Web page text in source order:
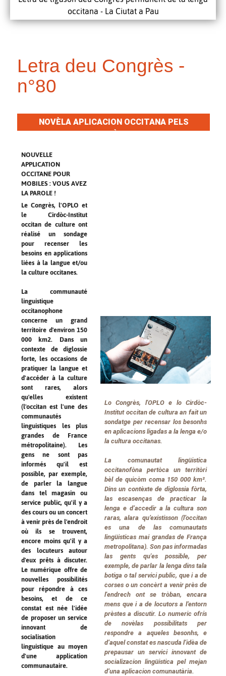
occitana - La Ciutat a Pau
Letra deu Congrès -
n°80
NOVÈLA APLICACION OCCITANA PELS
TELEFONETS : AVÈTZ LA PARAULA !
NOUVELLE
APPLICATION
OCCITANE POUR
MOBILES : VOUS AVEZ
LA PAROLE !
Le Congrès, l'OPLO et
le Cirdòc-Institut
occitan de culture ont
réalisé un sondage
pour recenser les
besoins en applications
liées à la langue et/ou
la culture occitanes.
La communauté
linguistique
occitanophone
concerne un grand
territoire d'environ 150
000 km2. Dans un
contexte de diglossie
forte, les occasions de
pratiquer la langue et
d'accéder à la culture
sont rares, alors
qu'elles existent
(l'occitan est l'une des
communautés
linguistiques les plus
grandes de France
métropolitaine). Les
gens ne sont pas
informés qu'il est
possible, par exemple,
de parler la langue
dans tel magasin ou
service public, qu'il y a
des cours ou un concert
à venir près de l'endroit
où ils se trouvent,
encore moins qu'il y a
des locuteurs autour
d'eux prêts à discuter.
Le numérique offre de
nouvelles possibilités
pour répondre à ces
besoins, et de ce
constat est née l'idée
de proposer un service
innovant de
socialisation
linguistique au moyen
d'une application
communautaire.
Lo Congrès, l'OPLO e lo Cirdòc-
Institut occitan de cultura an fait un
sondatge per recensar los besonhs
en aplicacions ligadas a la lenga e/o
la cultura occitanas.
La comunautat lingüistica
occitanofòna pertòca un territòri
bèl de quicòm coma 150 000 km².
Dins un contèxte de diglossia fòrta,
las escasenças de practicar la
lenga e d’accedir a la cultura son
raras, alara qu’existisson (l’occitan
es una de las comunautats
lingüisticas mai grandas de França
metropolitana). Son pas informadas
las gents qu'es possible, per
exemple, de parlar la lenga dins tala
botiga o tal servici public, que i a de
corses o un concèrt a venir près de
l'endrech ont se tròban, encara
mens que i a de locutors a l’entorn
prèstes a discutir. Lo numeric ofrís
de novèlas possibilitats per
respondre a aqueles besonhs, e
d’aquel constat es nascuda l’idèa de
prepausar un servici innovant de
socializacion lingüistica pel mejan
d’una aplicacion comunautària.